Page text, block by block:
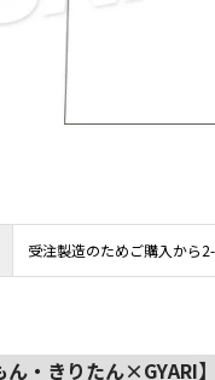
受注製造のためご購入から
ん・きりたん×GYARI